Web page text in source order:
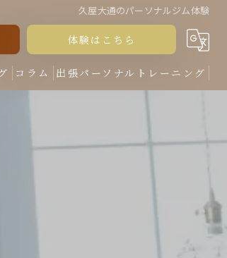
久屋大通のパーソナルジム体験
体験はこちら
コラム 出張パーソナルトレーニング